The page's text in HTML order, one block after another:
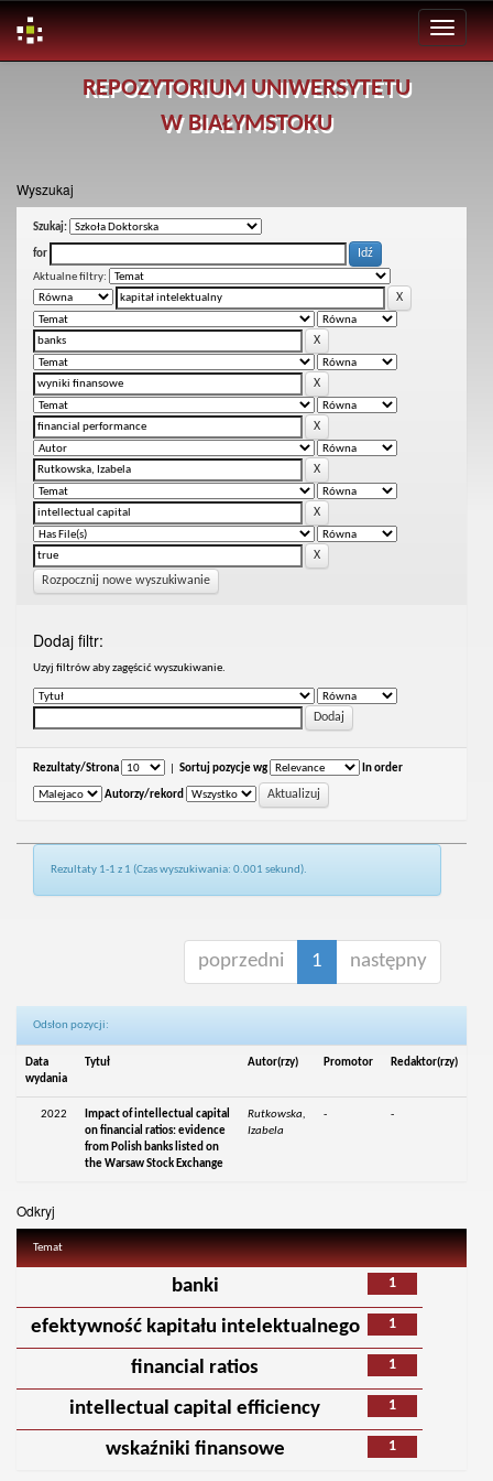
REPOZYTORIUM UNIWERSYTETU
W BIAŁYMSTOKU
Wyszukaj
Szukaj:
for
Aktualne filtry:
Rozpocznij nowe wyszukiwanie
Dodaj filtr:
Uzyj filtrów aby zagęścić wyszukiwanie.
Rezultaty/Strona Sortuj pozycje wg In order
Autorzy/rekord
Rezultaty 1-1 z 1 (Czas wyszukiwania: 0.001 sekund).
poprzedni 1 następny
Odsłon pozycji:
Data
wydania
Tytuł Autor(rzy) Promotor Redaktor(rzy)
2022
Impact of intellectual capital
on financial ratios: evidence
from Polish banks listed on
the Warsaw Stock Exchange
Rutkowska,
Izabela
- -
Odkryj
Temat
1
banki
1
efektywność kapitału intelektualnego
1
financial ratios
1
intellectual capital efficiency
1
wskaźniki finansowe